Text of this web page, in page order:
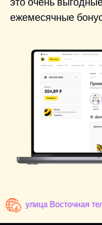
ежемесячные
улица Восточная